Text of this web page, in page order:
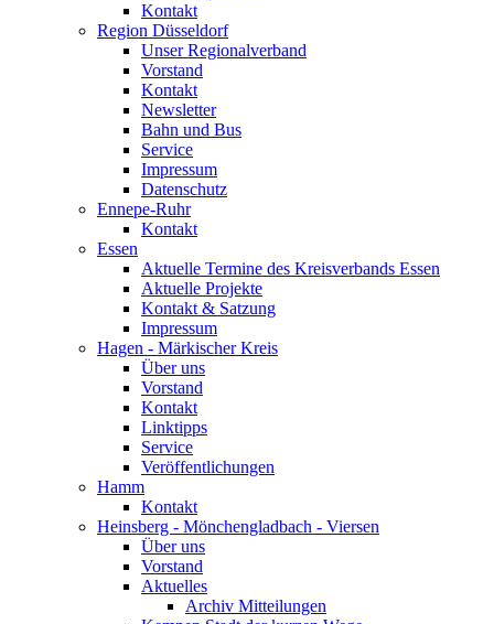
Kontakt
Region Düsseldorf
Unser Regionalverband
Vorstand
Kontakt
Newsletter
Bahn und Bus
Service
Impressum
Datenschutz
Ennepe-Ruhr
Kontakt
Essen
Aktuelle Termine des Kreisverbands Essen
Aktuelle Projekte
Kontakt & Satzung
Impressum
Hagen - Märkischer Kreis
Über uns
Vorstand
Kontakt
Linktipps
Service
Veröffentlichungen
Hamm
Kontakt
Heinsberg - Mönchengladbach - Viersen
Über uns
Vorstand
Aktuelles
Archiv Mitteilungen